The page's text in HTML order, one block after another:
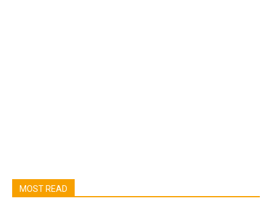
MOST READ